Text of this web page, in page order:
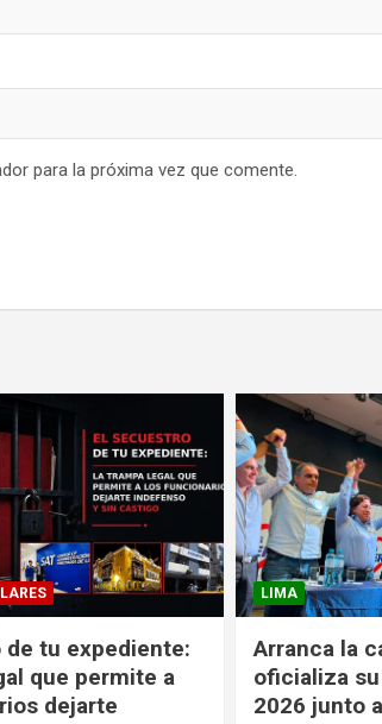
para la próxima vez que comente.
de tu expediente:
que permite a
dejarte
LIMA
Arranca la
oficializa
2026 junto